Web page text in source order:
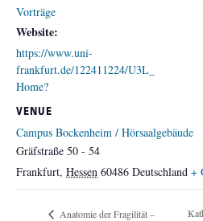
Vorträge
Website:
https://www.uni-
frankfurt.de/122411224/U3L_
Home?
VENUE
Campus Bockenheim / Hörsaalgebäude
Gräfstraße 50 - 54
Frankfurt, Hessen 60486 Deutschland +
Anatomie der Fragilität –